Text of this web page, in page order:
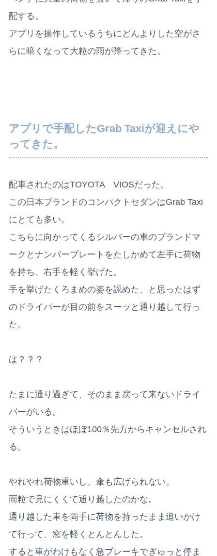
配する。
アプリを操作しているうちにどんよりした空がさ
らに暗くなって大粒の雨が降ってきた。
アプリで手配したGrab Taxiが迎えにや
ってきた。
配車されたのはTOYOTA VIOSだった。
この日本ブランドのコンパクトセダンはGrab Taxi
にとても多い。
こちらに向かってくるシルバーの車のブランドマ
ークとナンバープレートをたしかめて左手に荷物
を持ち、右手を軽く挙げた。
手を挙げたくろまめの姿を認めた、と思ったはず
のドライバーが目の前をスーッと通り越して行っ
た。
は？？？
たまに通り過ぎて、そのまま戻って来ないドライ
バーがいる。
そういうときはほぼ100％先方からキャンセルされ
る。
やれやれ荷物重いし、傘も広げられない。
雨粒で見にくくて通り越したのかな。
通り越した車を両手に荷物を持ったまま追いかけ
て行って、窓を軽くとんとんした。
すると車がわけもなく急ブレーキでぎゅっと停ま